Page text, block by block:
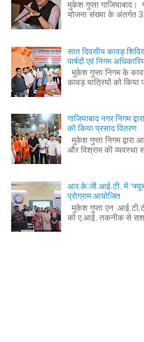
मुकेश गुप्ता गाजियाबाद।
योजना संख्या के अंतर्गत
सात दिवसीय कावड़
पार्षदों एवं निगम
मुकेश गुप्ता निगम के
कावड़ यात्रियों को किया
गाजियाबाद नगर निगम
को किया प्रसाद वितरण
मुकेश गुप्ता निगम द्वारा
और विश्राम की व्यवस्था
आर.के.जी.आई.टी. में
प्रोग्राम आयोजित
मुकेश गुप्ता एन
को ए.आई. तकनीक से